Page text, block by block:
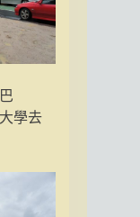
學去